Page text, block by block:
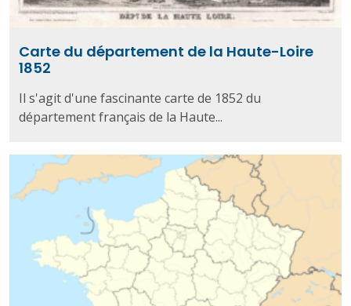
Carte du département de la Haute-Loire
1852
Il s'agit d'une fascinante carte de 1852 du
département français de la Haute...